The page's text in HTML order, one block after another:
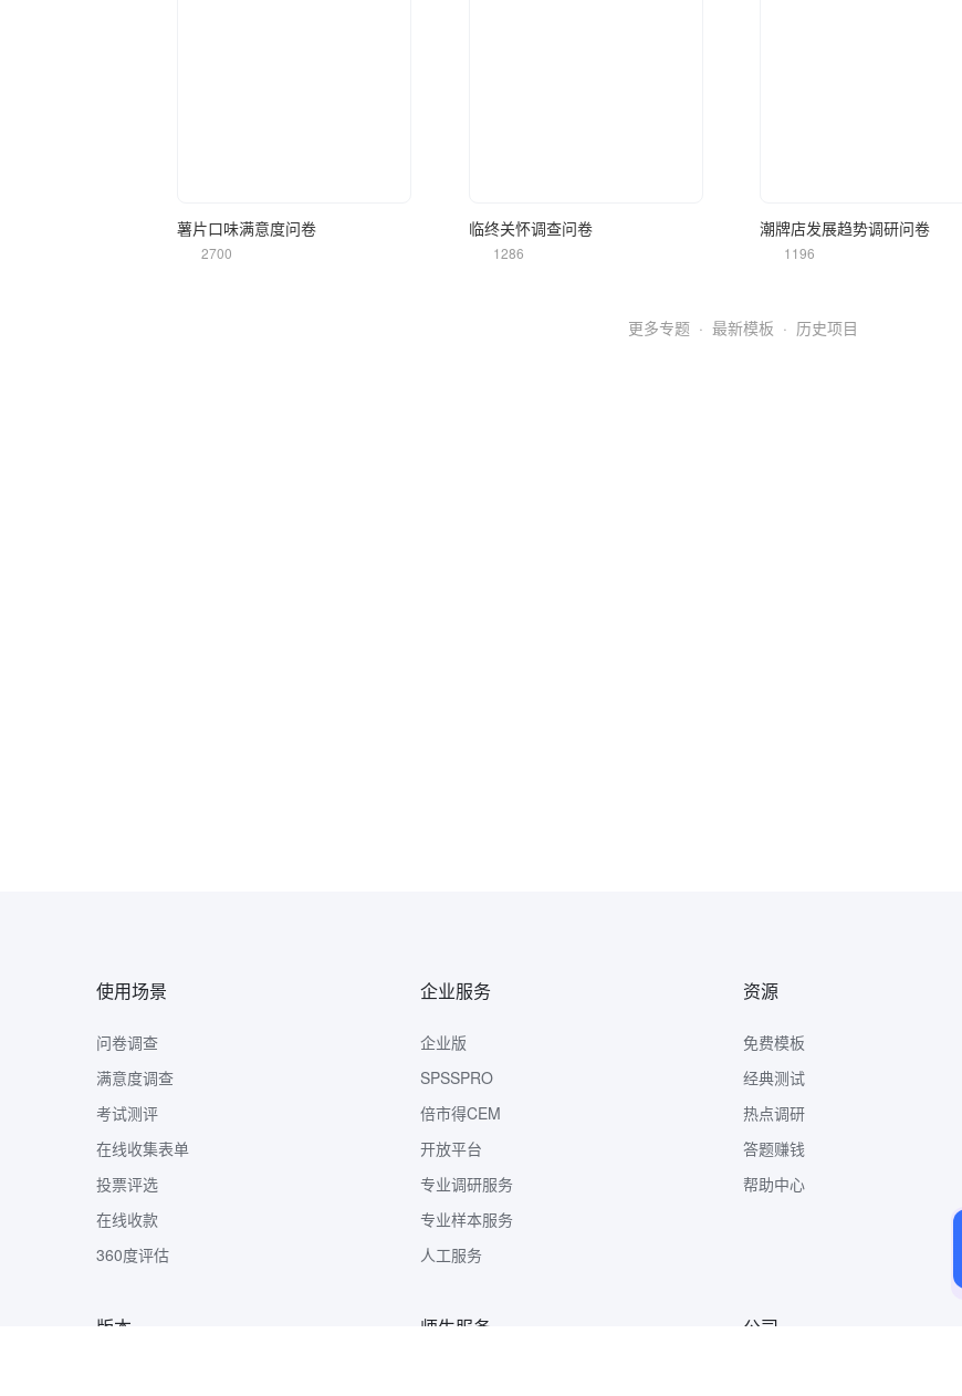
薯片口味满意度问卷
2700
临终关怀调查问卷
1286
潮牌店发展趋势调研问卷
1196
更多专题 · 最新模板 · 历史项目
使用场景
问卷调查
满意度调查
考试测评
在线收集表单
投票评选
在线收款
360度评估
企业服务
企业版
SPSSPRO
倍市得CEM
开放平台
专业调研服务
专业样本服务
人工服务
资源
免费模板
经典测试
热点调研
答题赚钱
帮助中心
版本 师生服务 公司